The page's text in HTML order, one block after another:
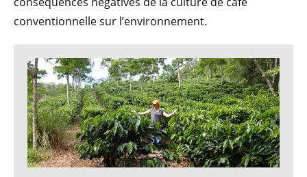
conventionnelle sur l’environnement.